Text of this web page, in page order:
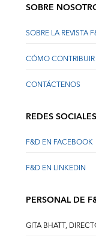
SOBRE
SOBRE LA REVISTA
CÓMO
CONTÁCTENOS
REDES SOCIALES
F&D EN FACEBOOK
F&D EN LINKEDIN
PERSONAL DE
GITA BHATT,